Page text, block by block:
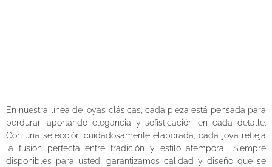
En nuestra línea de joyas clásicas, cada pieza está pensada para
perdurar, aportando elegancia y sofisticación en cada detalle.
Con una selección cuidadosamente elaborada, cada joya refleja
la fusión perfecta entre tradición y estilo atemporal. Siempre
disponibles para usted, garantizamos calidad y diseño que se